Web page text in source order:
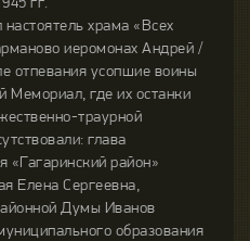
храма «Всех
иеромонах Андрей /
отпевания усопшие воины
Мемориал, где их останки
траурной
глава
«Гагаринский район»
Елена Сергеевна,
Думы Иванов
образования